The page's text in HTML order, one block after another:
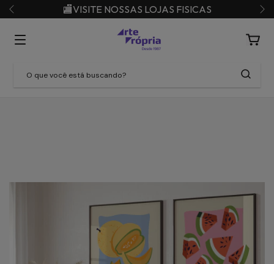
🏬VISITE NOSSAS LOJAS FISICAS